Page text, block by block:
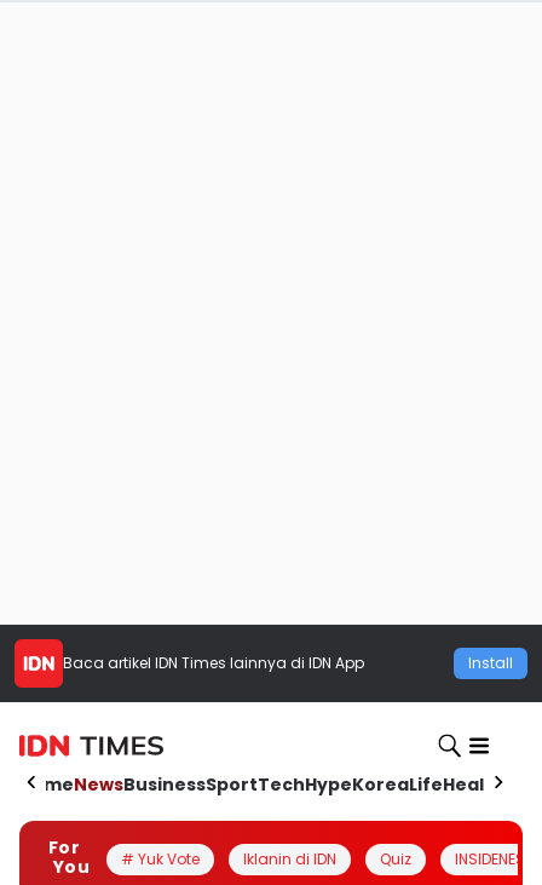
Baca artikel IDN Times lainnya di IDN App Install
HomeNewsBusinessSportTechHypeKoreaLifeHealth
For
You
# Yuk Vote Iklanin di IDN Quiz INSIDENESIA